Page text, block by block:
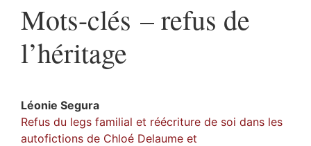
Mots-clés – refus de
l’héritage
Léonie Segura
Refus du legs familial et réécriture de soi dans les
autofictions de Chloé Delaume et